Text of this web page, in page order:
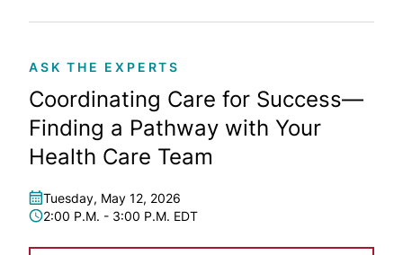
ASK THE EXPERTS
Coordinating Care for Success—
Finding a Pathway with Your
Health Care Team
Tuesday, May 12, 2026
2:00 P.M. - 3:00 P.M. EDT